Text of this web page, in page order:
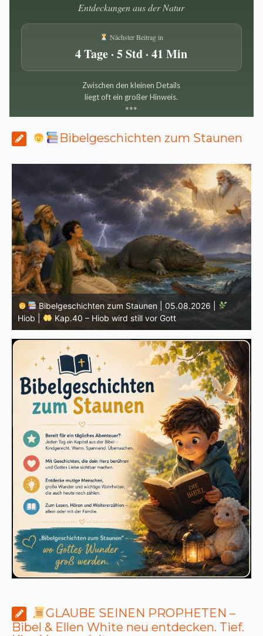
Entdeckungen aus der Natur
Nächster Beitrag in
4 Tage · 5 Std · 41 Min
Zwischen den kleinen Details
liegt oft ein großer Hinweis.
***
Bibelgeschichten zum Staunen
Bibelgeschichten zum Staunen | 04.08.2026 |
Hiob |
Kap.39 – Gott zeigt Hiob die wilden Tiere
GLAUBE SEINEN PROPHETEN –
Bibel & Ellen White neu entdecken. Tief.